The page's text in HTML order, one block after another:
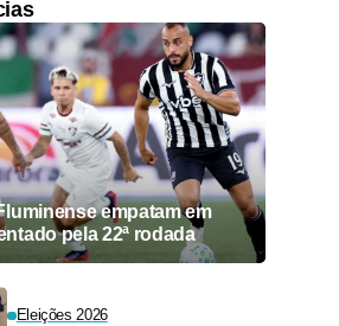
empatam em
pela 22ª rodada
Eleições 2026